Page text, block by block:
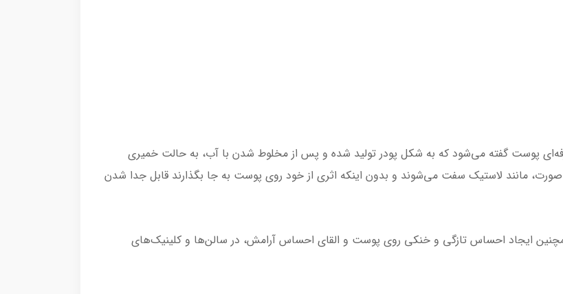
پوست گفته می‌شود که به شکل پودر تولید شده و پس از مخلوط شدن با آب، به حالت خمیری
مانند لاستیک سفت می‌شوند و بدون اینکه اثری از خود روی پوست به جا بگذارند قابل جدا شدن
ایجاد احساس تازگی و خنکی روی پوست و القای احساس آرامش، در سالن‌ها و کلینیک‌های